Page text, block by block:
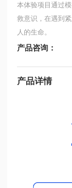
本体验项目通过
救意识，在遇到
人的生命。
产品咨询：
产品详情